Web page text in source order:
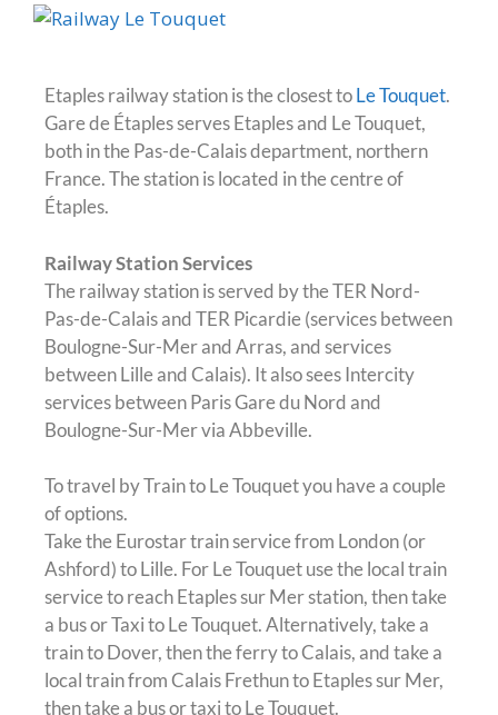
Etaples railway station is the closest toLe Touquet.
Gare de Étaples serves Etaples and Le Touquet,
both in the Pas-de-Calais department, northern
France. The station is located in the centre of
Étaples.
Railway Station Services
The railway station is served by the TER Nord-
Pas-de-Calais and TER Picardie (services between
Boulogne-Sur-Mer and Arras, and services
between Lille and Calais). It also sees Intercity
services between Paris Gare du Nord and
Boulogne-Sur-Mer via Abbeville.
To travel by Train to Le Touquet you have a couple
of options.
Take the Eurostar train service from London (or
Ashford) to Lille. For Le Touquet use the local train
service to reach Etaples sur Mer station, then take
a bus or Taxi to Le Touquet. Alternatively, take a
train to Dover, then the ferry to Calais, and take a
local train from Calais Frethun to Etaples sur Mer,
then take a bus or taxi to Le Touquet.